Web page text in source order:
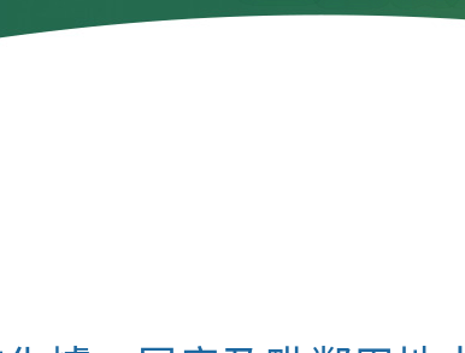
指數
只有英文版)